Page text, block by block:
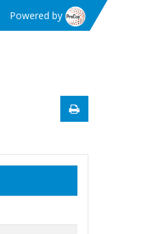
Powered by